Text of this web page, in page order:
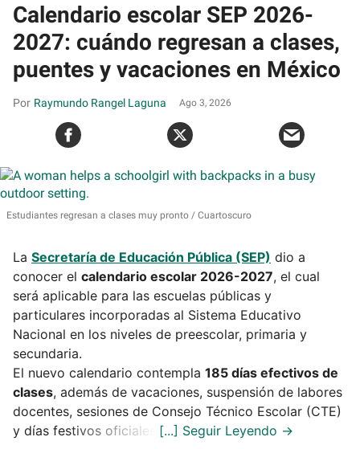
Calendario escolar SEP 2026-
2027: cuándo regresan a clases,
puentes y vacaciones en México
Raymundo Rangel Laguna Ago 3, 2026
Estudiantes regresan a clases muy pronto Cuartoscuro
La Secretaría de Educación Pública (SEP) dio a
conocer el calendario escolar 2026-2027, el cual
será aplicable para las escuelas públicas y
particulares incorporadas al Sistema Educativo
Nacional en los niveles de preescolar, primaria y
secundaria.
El nuevo calendario contempla 185 días efectivos de
clases, además de vacaciones, suspensión de labores
docentes, sesiones de Consejo Técnico Escolar (CTE)
y días festivos oficiales.